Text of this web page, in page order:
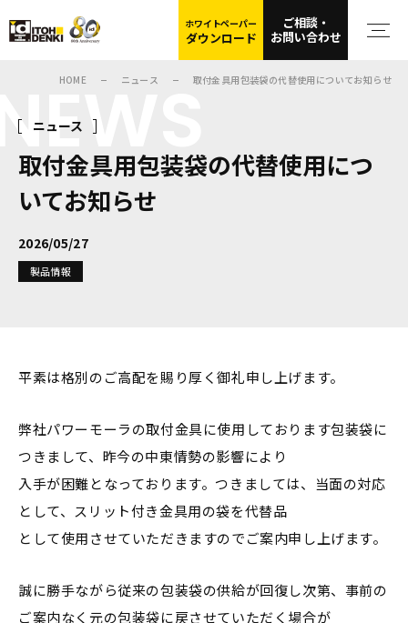
ホワイトペーパー
ダウンロード
ご相談・
お問い合わせ
HOME ニュース 取付金具用包装袋の代替使用についてお知らせ
ニュース
取付金具用包装袋の代替使用につ
いてお知らせ
2026/05/27
製品情報
平素は格別のご高配を賜り厚く御礼申し上げます。
弊社パワーモーラの取付金具に使用しております包装袋に
つきまして、昨今の中東情勢の影響により
入手が困難となっております。つきましては、当面の対応
として、スリット付き金具用の袋を代替品
として使用させていただきますのでご案内申し上げます。
誠に勝手ながら従来の包装袋の供給が回復し次第、事前の
ご案内なく元の包装袋に戻させていただく場合が